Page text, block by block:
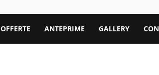
OFFERTE ANTEPRIME GALLERY